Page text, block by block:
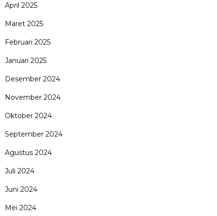
April 2025
Maret 2025
Februari 2025
Januari 2025
Desember 2024
November 2024
Oktober 2024
September 2024
Agustus 2024
Juli 2024
Juni 2024
Mei 2024